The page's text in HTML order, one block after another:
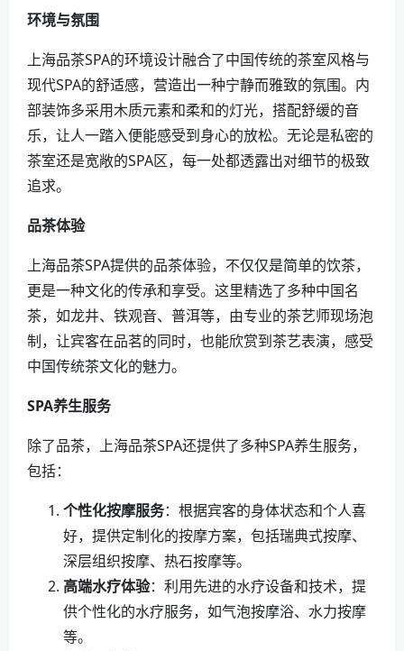
环境与氛围
上海品茶SPA的环境设计融合了中国传统的茶室风格与
现代SPA的舒适感，营造出一种宁静而雅致的氛围。内
部装饰多采用木质元素和柔和的灯光，搭配舒缓的音
乐，让人一踏入便能感受到身心的放松。无论是私密的
茶室还是宽敞的SPA区，每一处都透露出对细节的极致
追求。
品茶体验
上海品茶SPA提供的品茶体验，不仅仅是简单的饮茶，
更是一种文化的传承和享受。这里精选了多种中国名
茶，如龙井、铁观音、普洱等，由专业的茶艺师现场泡
制，让宾客在品茗的同时，也能欣赏到茶艺表演，感受
中国传统茶文化的魅力。
SPA养生服务
除了品茶，上海品茶SPA还提供了多种SPA养生服务，
包括：
个性化按摩服务：根据宾客的身体状态和个人喜
好，提供定制化的按摩方案，包括瑞典式按摩、
深层组织按摩、热石按摩等。
高端水疗体验：利用先进的水疗设备和技术，提
供个性化的水疗服务，如气泡按摩浴、水力按摩
等。